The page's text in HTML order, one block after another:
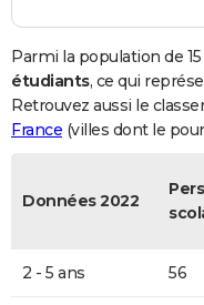
Parmi la population de
étudiants, ce qui
Retrouvez aussi le
France (villes dont le
Données 2022
2 - 5 ans 56